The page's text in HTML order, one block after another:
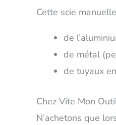
Cette scie
de
de métal
de tuyaux
Chez Vite Mon
N’achetons que